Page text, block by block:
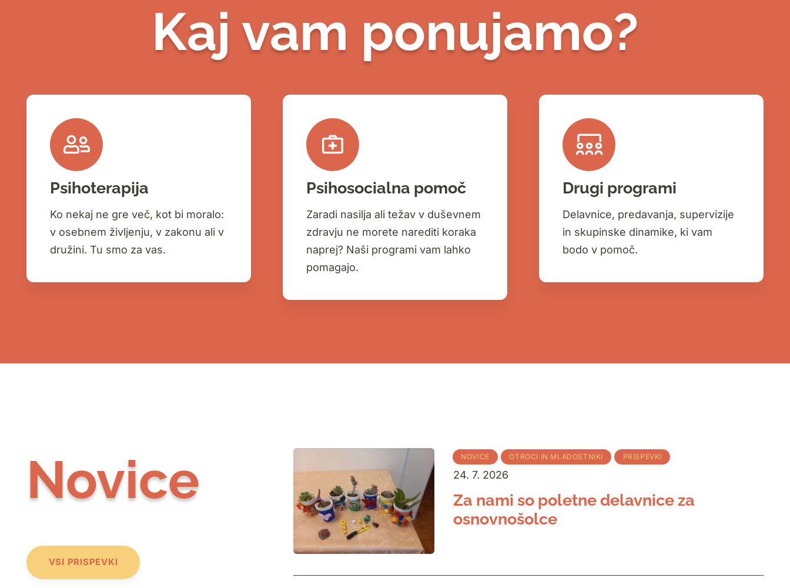
Kaj vam ponujamo?
Psihoterapija
Ko nekaj ne gre več, kot bi moralo:
v osebnem življenju, v zakonu ali v
družini. Tu smo za vas.
Psihosocialna pomoč
Zaradi nasilja ali težav v duševnem
zdravju ne morete narediti koraka
naprej? Naši programi vam lahko
pomagajo.
Drugi programi
Delavnice, predavanja, supervizije
in skupinske dinamike, ki vam
bodo v pomoč.
Novice
VSI PRISPEVKI
NOVICE OTROCI IN MLADOSTNIKI PRISPEVKI
24. 7. 2026
Za nami so poletne delavnice za
osnovnošolce